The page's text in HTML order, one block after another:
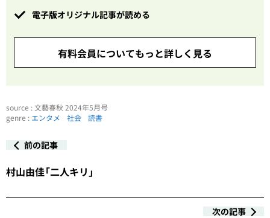
電子版オリジナル記事が読める
有料会員についてもっと詳しく見る
source : 文藝春秋 2024年5月号
genre : エンタメ 社会 読書
前の記事
村山由佳「二人キリ」
次の記事